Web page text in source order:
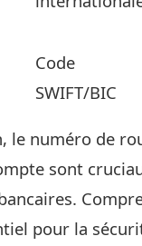
Code
SWIFT/BIC
le numéro de
sont
pour la